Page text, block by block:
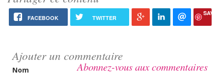
FACEBOOK TWITTER
SAVE
Ajouter un commentaire
Abonnez-vous aux commentaires
Nom